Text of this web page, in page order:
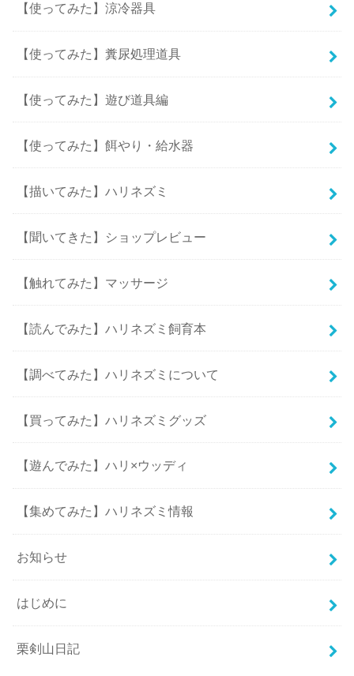
【使ってみた】涼冷器具
【使ってみた】糞尿処理道具
【使ってみた】遊び道具編
【使ってみた】餌やり・給水器
【描いてみた】ハリネズミ
【聞いてきた】ショップレビュー
【触れてみた】マッサージ
【読んでみた】ハリネズミ飼育本
【調べてみた】ハリネズミについて
【買ってみた】ハリネズミグッズ
【遊んでみた】ハリ×ウッディ
【集めてみた】ハリネズミ情報
お知らせ
はじめに
栗剣山日記